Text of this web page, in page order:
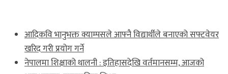
आदिकवि भानुभक्त क्याम्पसले आफ्नै विद्यार्थीले बनाएको सफ्टवेयर
खरिद गरी प्रयोग गर्ने
नेपालमा शिक्षाको थालनी : इतिहासदेखि वर्तमानसम्म, आजको